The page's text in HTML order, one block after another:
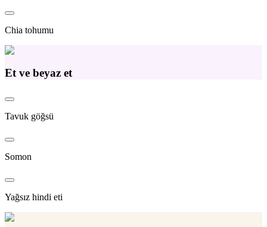
Chia tohumu
Et ve beyaz et
Tavuk göğsü
Somon
Yağsız hindi eti